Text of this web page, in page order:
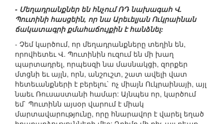
- Մեղադրանքներ են հնչում ՌԴ նախագահ Վ.
Պուտինի հասցեին, որ նա Արեւելյան Ուկրաինան
ճակատագրի քմահաճույքին է հանձնել:
- Չեմ կարծում, որ մեղադրանքները տեղին են,
որովհետեւ Վ. Պուտինին ուզում են մի խաղ
պարտադրել, որպեսզի նա մասնակցի, զորքեր
մտցնի եւ այլն, որն, անշուշտ, շատ ավելի վատ
հետեւանքների է բերելու` ոչ միայն Ուկրաինայի, այլ
նաեւ Ռուսաստանի համար: Այնպես որ, կարծում
եմ` Պուտինն այսօր վարում է միակ
մարտավարությունը, որը հնարավոր է վարել եղած